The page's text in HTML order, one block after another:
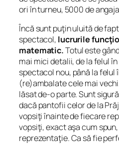
ori în turneu, 5000 de
Încă sunt puţin uluită de
spectacol, lucrurile
matematic.Totul este
mai mici detalii, de la felul
spectacol nou, până la felul
(re)ambalate cele mai
lăsat de-o parte. Sunt
dacă pantofii celor de la
vopsiţi înainte de fiecare
vopsiţi, exact aşa cum
reprezentaţie. Ca să fie